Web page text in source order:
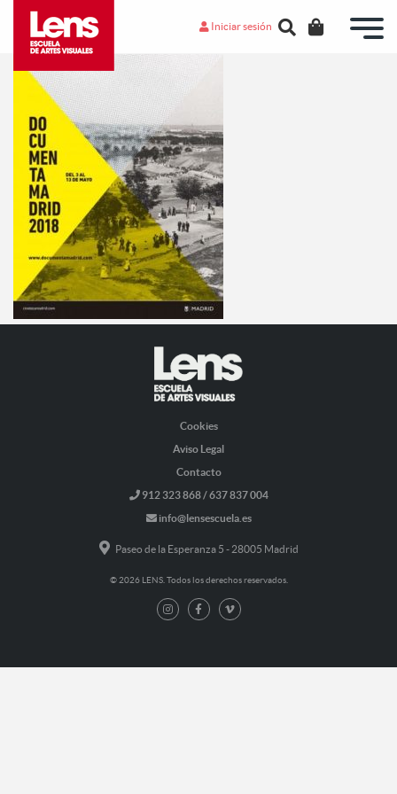
Iniciar sesión
Cookies
Aviso Legal
Contacto
912 323 868 / 637 837 004
info@lensescuela.es
Paseo de la Esperanza 5 - 28005 Madrid
© 2026 LENS. Todos los derechos reservados.